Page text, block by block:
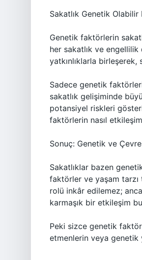
Sakatlık Genetik Olabilir
Genetik faktörlerin
her sakatlık ve
yatkınlıklarla birleşerek,
Sadece genetik
sakatlık gelişiminde
potansiyel riskleri
faktörlerin nasıl
Sonuç: Genetik ve
Sakatlıklar bazen
faktörler ve yaşam tarzı
rolü inkâr edilemez;
karmaşık bir etkileşim
Peki sizce genetik
etmenlerin veya genetik